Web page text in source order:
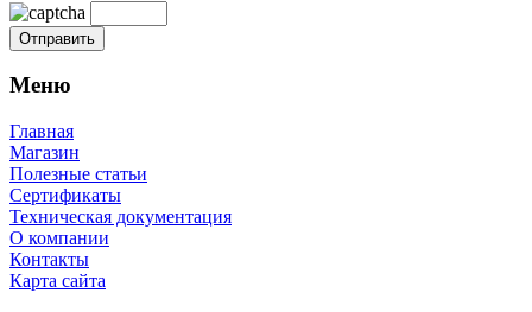
Меню
Главная
Магазин
Полезные статьи
Сертификаты
Техническая документация
О компании
Контакты
Карта сайта